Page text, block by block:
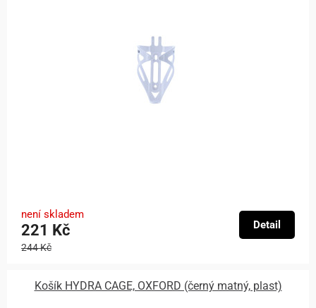
není skladem
221 Kč
244 Kč
Detail
Košík HYDRA CAGE, OXFORD (černý matný, plast)